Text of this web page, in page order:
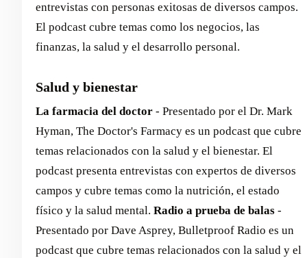
entrevistas con personas exitosas de diversos campos.
El podcast cubre temas como los negocios, las
finanzas, la salud y el desarrollo personal.
Salud y bienestar
La farmacia del doctor - Presentado por el Dr. Mark
Hyman, The Doctor's Farmacy es un podcast que cubre
temas relacionados con la salud y el bienestar. El
podcast presenta entrevistas con expertos de diversos
campos y cubre temas como la nutrición, el estado
físico y la salud mental. ‍ Radio a prueba de balas -
Presentado por Dave Asprey, Bulletproof Radio es un
podcast que cubre temas relacionados con la salud y el